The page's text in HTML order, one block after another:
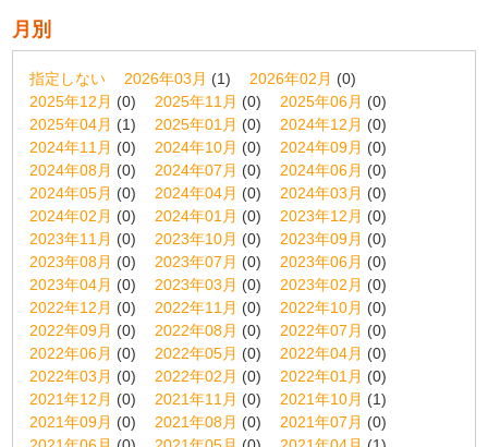
月別
指定しない 2026年03月 (1) 2026年02月 (0)
2025年12月 (0) 2025年11月 (0) 2025年06月 (0)
2025年04月 (1) 2025年01月 (0) 2024年12月 (0)
2024年11月 (0) 2024年10月 (0) 2024年09月 (0)
2024年08月 (0) 2024年07月 (0) 2024年06月 (0)
2024年05月 (0) 2024年04月 (0) 2024年03月 (0)
2024年02月 (0) 2024年01月 (0) 2023年12月 (0)
2023年11月 (0) 2023年10月 (0) 2023年09月 (0)
2023年08月 (0) 2023年07月 (0) 2023年06月 (0)
2023年04月 (0) 2023年03月 (0) 2023年02月 (0)
2022年12月 (0) 2022年11月 (0) 2022年10月 (0)
2022年09月 (0) 2022年08月 (0) 2022年07月 (0)
2022年06月 (0) 2022年05月 (0) 2022年04月 (0)
2022年03月 (0) 2022年02月 (0) 2022年01月 (0)
2021年12月 (0) 2021年11月 (0) 2021年10月 (1)
2021年09月 (0) 2021年08月 (0) 2021年07月 (0)